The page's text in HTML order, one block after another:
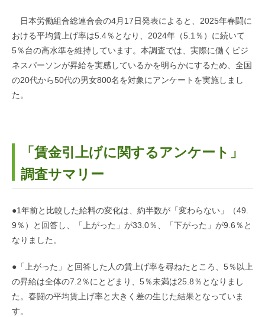
日本労働組合総連合会の4月17日発表によると、2025年春闘に
おける平均賃上げ率は5.4％となり、2024年（5.1％）に続いて
5％台の高水準を維持しています。本調査では、実際に働くビジ
ネスパーソンが昇給を実感しているかを明らかにするため、全国
の20代から50代の男女800名を対象にアンケートを実施しまし
た。
「賃金引上げに関するアンケート」
調査サマリー
●1年前と比較した給料の変化は、約半数が「変わらない」（49.
9％）と回答し、「上がった」が33.0％、「下がった」が9.6％と
なりました。
●「上がった」と回答した人の賃上げ率を尋ねたところ、5％以上
の昇給は全体の7.2％にとどまり、5％未満は25.8％となりまし
た。春闘の平均賃上げ率と大きく差の生じた結果となっていま
す。